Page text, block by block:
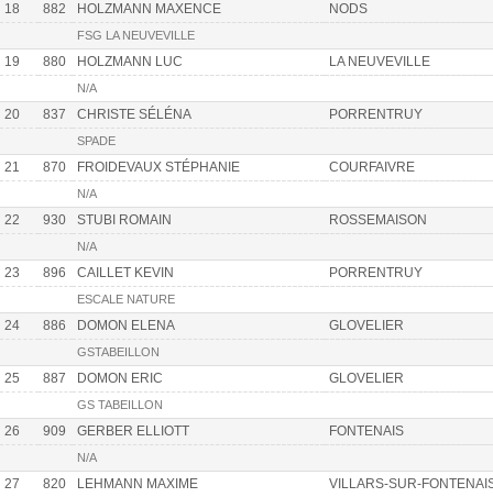
18 882 HOLZMANN MAXENCE NODS
FSG LA NEUVEVILLE
19 880 HOLZMANN LUC LA NEUVEVILLE
N/A
20 837 CHRISTE SÉLÉNA PORRENTRUY
SPADE
21 870 FROIDEVAUX STÉPHANIE COURFAIVRE
N/A
22 930 STUBI ROMAIN ROSSEMAISON
N/A
23 896 CAILLET KEVIN PORRENTRUY
ESCALE NATURE
24 886 DOMON ELENA GLOVELIER
GSTABEILLON
25 887 DOMON ERIC GLOVELIER
GS TABEILLON
26 909 GERBER ELLIOTT FONTENAIS
N/A
27 820 LEHMANN MAXIME VILLARS-SUR-